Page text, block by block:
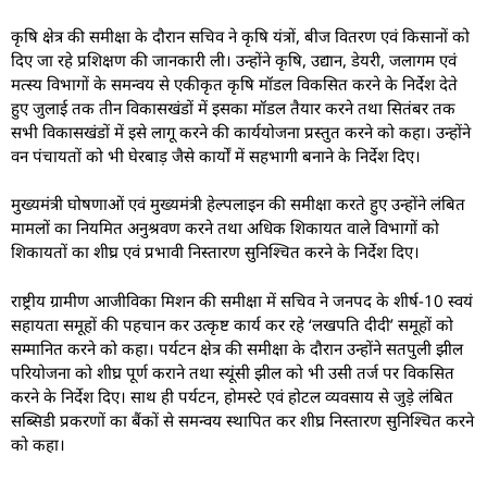
कृषि क्षेत्र की समीक्षा के दौरान सचिव ने कृषि यंत्रों, बीज वितरण एवं किसानों को
दिए जा रहे प्रशिक्षण की जानकारी ली। उन्होंने कृषि, उद्यान, डेयरी, जलागम एवं
मत्स्य विभागों के समन्वय से एकीकृत कृषि मॉडल विकसित करने के निर्देश देते
हुए जुलाई तक तीन विकासखंडों में इसका मॉडल तैयार करने तथा सितंबर तक
सभी विकासखंडों में इसे लागू करने की कार्ययोजना प्रस्तुत करने को कहा। उन्होंने
वन पंचायतों को भी घेरबाड़ जैसे कार्यों में सहभागी बनाने के निर्देश दिए।
मुख्यमंत्री घोषणाओं एवं मुख्यमंत्री हेल्पलाइन की समीक्षा करते हुए उन्होंने लंबित
मामलों का नियमित अनुश्रवण करने तथा अधिक शिकायत वाले विभागों को
शिकायतों का शीघ्र एवं प्रभावी निस्तारण सुनिश्चित करने के निर्देश दिए।
राष्ट्रीय ग्रामीण आजीविका मिशन की समीक्षा में सचिव ने जनपद के शीर्ष-10 स्वयं
सहायता समूहों की पहचान कर उत्कृष्ट कार्य कर रहे ‘लखपति दीदी’ समूहों को
सम्मानित करने को कहा। पर्यटन क्षेत्र की समीक्षा के दौरान उन्होंने सतपुली झील
परियोजना को शीघ्र पूर्ण कराने तथा स्यूंसी झील को भी उसी तर्ज पर विकसित
करने के निर्देश दिए। साथ ही पर्यटन, होमस्टे एवं होटल व्यवसाय से जुड़े लंबित
सब्सिडी प्रकरणों का बैंकों से समन्वय स्थापित कर शीघ्र निस्तारण सुनिश्चित करने
को कहा।